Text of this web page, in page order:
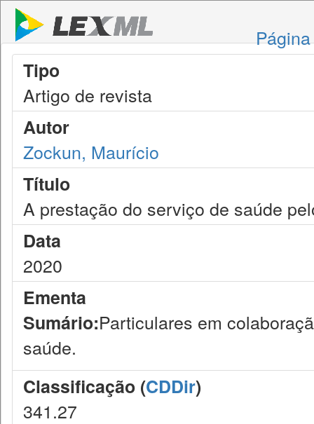
Tipo
Artigo de revista
Autor
Zockun, Maurício
Título
A prestação do serviço de saúde
Data
2020
Ementa
Sumário:Particulares em
saúde.
Classificação (CDDir)
341.27